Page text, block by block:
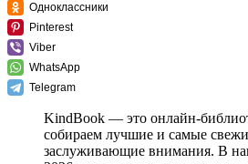
Одноклассники
Pinterest
Viber
WhatsApp
Telegram
KindBook — это онлайн-
собираем лучшие и самые
заслуживающие внимания. В